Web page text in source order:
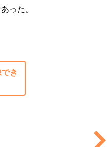
あった。
き